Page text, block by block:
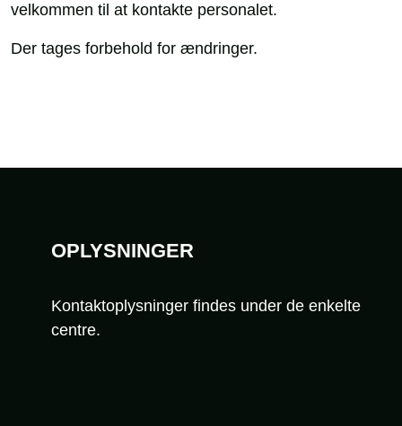
velkommen til at kontakte personalet.
Der tages forbehold for ændringer.
OPLYSNINGER
Kontaktoplysninger findes under de enkelte
centre.